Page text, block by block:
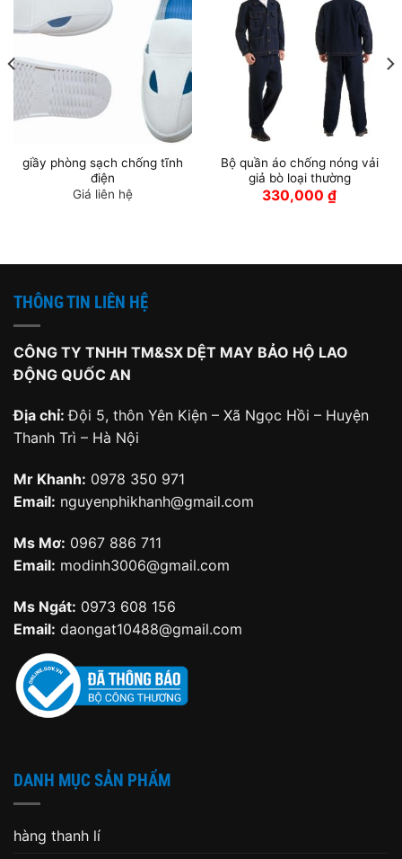
giầy phòng sạch chống tĩnh
điện
Giá liên hệ
Bộ quần áo chống nóng vải
giả bò loại thường
330,000 ₫
THÔNG TIN LIÊN HỆ
CÔNG TY TNHH TM&SX DỆT MAY BẢO HỘ LAO
ĐỘNG QUỐC AN
Địa chỉ:Đội 5, thôn Yên Kiện – Xã Ngọc Hồi – Huyện
Thanh Trì – Hà Nội
Mr Khanh: 0978 350 971
Email: nguyenphikhanh@gmail.com
Ms Mơ: 0967 886 711
Email: modinh3006@gmail.com
Ms Ngát: 0973 608 156
Email: daongat10488@gmail.com
DANH MỤC SẢN PHẨM
hàng thanh lí